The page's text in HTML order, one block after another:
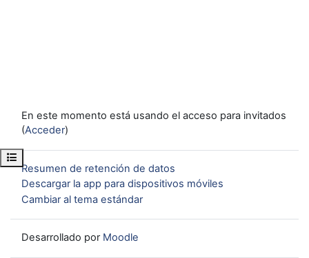
Abrir índice del curso
En este momento está usando el acceso para invitados
(Acceder)
Resumen de retención de datos
Descargar la app para dispositivos móviles
Cambiar al tema estándar
Desarrollado por Moodle